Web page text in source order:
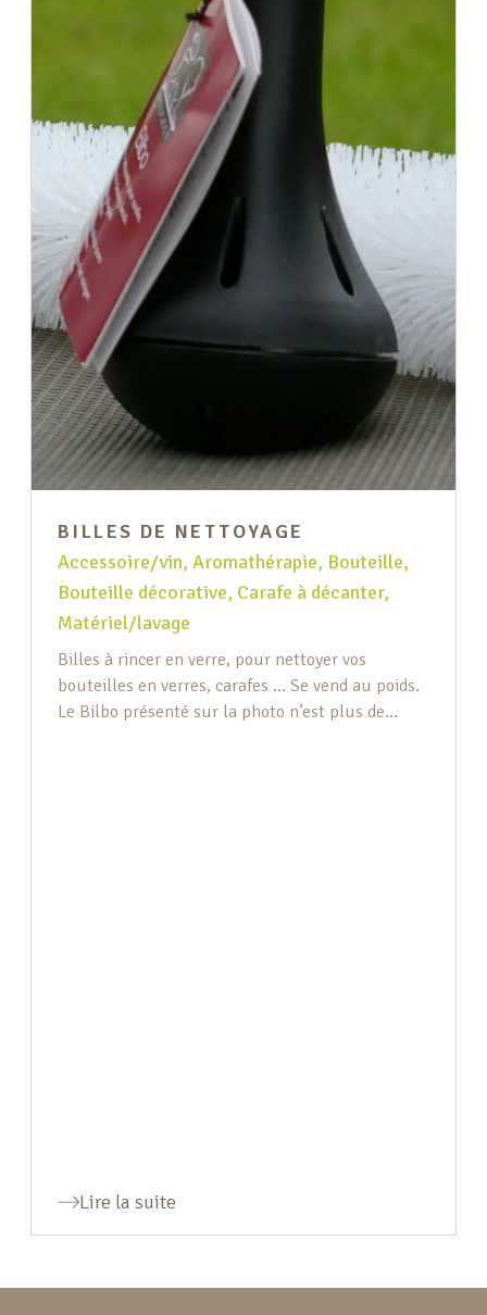
BILLES DE NETTOYAGE
Accessoire/vin, Aromathérapie, Bouteille,
Bouteille décorative, Carafe à décanter,
Matériel/lavage
Billes à rincer en verre, pour nettoyer vos
bouteilles en verres, carafes … Se vend au poids.
Le Bilbo présenté sur la photo n’est plus de
Lire la suite